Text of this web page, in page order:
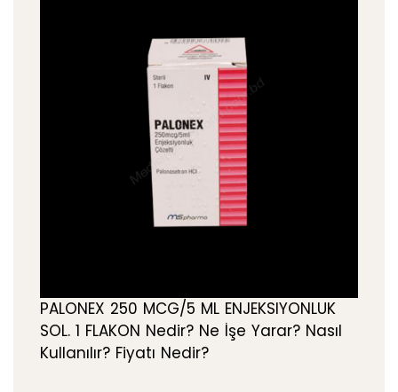
PALONEX 250 MCG/5 ML ENJEKSIYONLUK
SOL. 1 FLAKON Nedir? Ne İşe Yarar? Nasıl
Kullanılır? Fiyatı Nedir?